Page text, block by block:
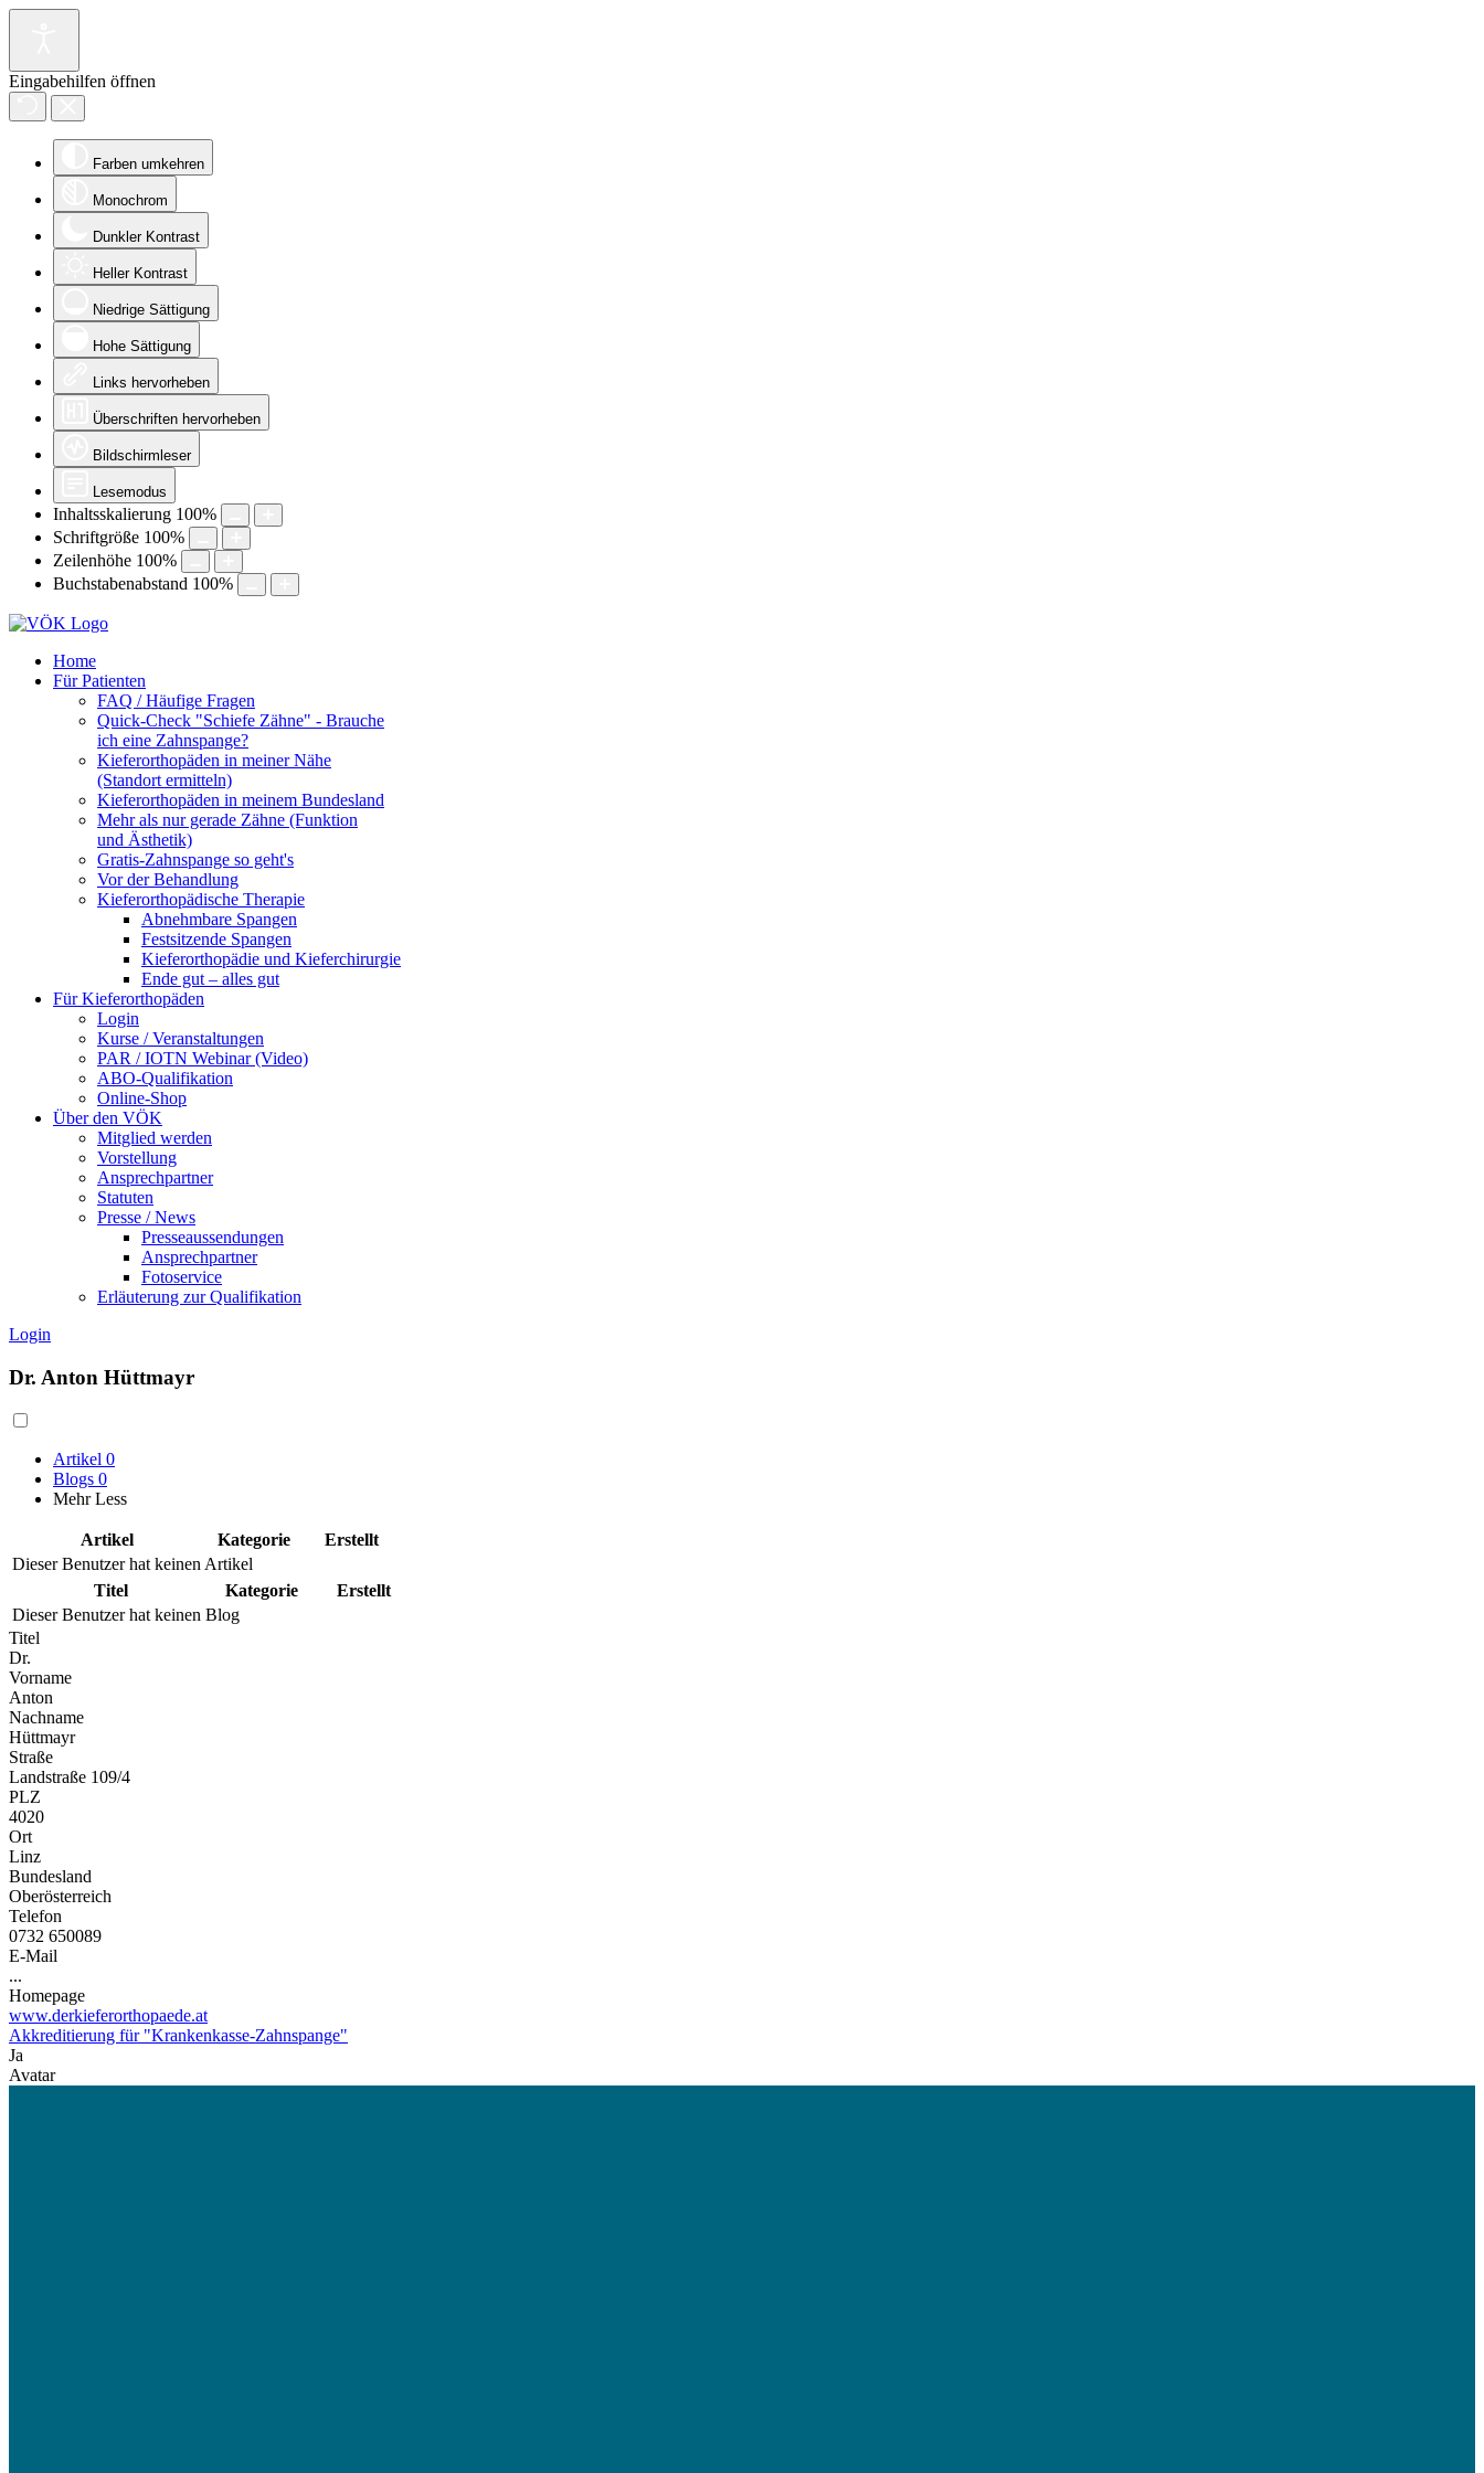
Eingabehilfen öffnen
Farben umkehren
Monochrom
Dunkler Kontrast
Heller Kontrast
Niedrige Sättigung
Hohe Sättigung
Links hervorheben
Überschriften hervorheben
Bildschirmleser
Lesemodus
Inhaltsskalierung 100%
Schriftgröße 100%
Zeilenhöhe 100%
Buchstabenabstand 100%
Home
Für Patienten
FAQ / Häufige Fragen
Quick-Check "Schiefe Zähne" - Brauche
ich eine Zahnspange?
Kieferorthopäden in meiner Nähe
(Standort ermitteln)
Kieferorthopäden in meinem Bundesland
Mehr als nur gerade Zähne (Funktion
und Ästhetik)
Gratis-Zahnspange so geht's
Vor der Behandlung
Kieferorthopädische Therapie
Abnehmbare Spangen
Festsitzende Spangen
Kieferorthopädie und Kieferchirurgie
Ende gut – alles gut
Für Kieferorthopäden
Login
Kurse / Veranstaltungen
PAR / IOTN Webinar (Video)
ABO-Qualifikation
Online-Shop
Über den VÖK
Mitglied werden
Vorstellung
Ansprechpartner
Statuten
Presse / News
Presseaussendungen
Ansprechpartner
Fotoservice
Erläuterung zur Qualifikation
Login
Dr. Anton Hüttmayr
Artikel 0
Blogs 0
Mehr Less
Artikel Kategorie
Erstellt
Dieser Benutzer hat keinen Artikel
Titel
Kategorie
Erstellt
Dieser Benutzer hat keinen Blog
Titel
Dr.
Vorname
Anton
Nachname
Hüttmayr
Straße
Landstraße 109/4
PLZ
4020
Ort
Linz
Bundesland
Oberösterreich
Telefon
0732 650089
E-Mail
...
Homepage
www.derkieferorthopaede.at
Akkreditierung für "Krankenkasse-Zahnspange"
Ja
Avatar